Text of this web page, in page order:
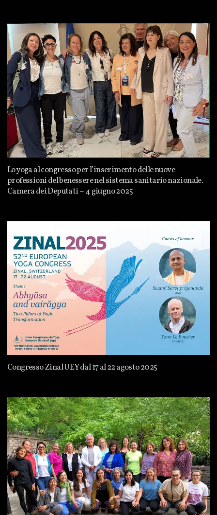
Lo yoga al congresso per l’inserimento delle nuove
professioni del benessere nel sistema sanitario nazionale.
Camera dei Deputati – 4 giugno 2025
Congresso Zinal UEY dal 17 al 22 agosto 2025